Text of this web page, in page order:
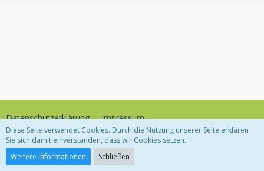
Datenschutzerklärung Impressum
Community-Software:
Diese Seite verwendet Cookies. Durch die Nutzung unserer Seite erklären
Sie sich damit einverstanden, dass wir Cookies setzen.
Weitere Informationen
Schließen